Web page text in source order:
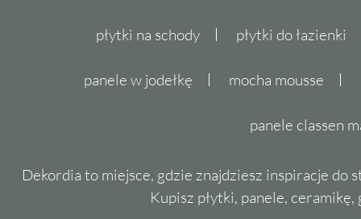
płytki na schody płytki do łazienki
panele w jodełkę mocha mousse
panele classen
Dekordia to miejsce, gdzie znajdziesz inspiracje do
Kupisz płytki, panele,